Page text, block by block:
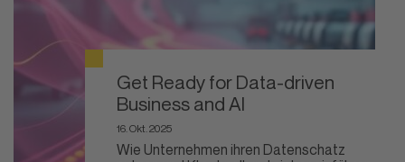
Get Ready for Data-driven
Business and AI
16. Okt. 2025
Wie Unternehmen ihren Datenschatz